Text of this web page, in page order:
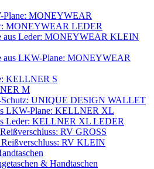
Plane: MONEYWEAR
MONEYWEAR LEDER
aus Leder: MONEYWEAR KLEIN
aus LKW-Plane: MONEYWEAR
KELLNER S
M
Schutz: UNIQUE DESIGN WALLET
LKW-Plane: KELLNER XL
Leder: KELLNER XL LEDER
RV GROSS
RV KLEIN
& Handtaschen